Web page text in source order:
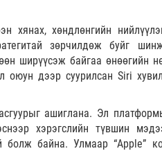
хянах, хөндлөнгийн
зөрчилдөж буйг
ширүүсэж байгаа өнөөгийн
оюун дээр суурилсан Siri
ашиглана. Эл
хэрэгслийн түвшин
болж байна. Улмаар “Apple”